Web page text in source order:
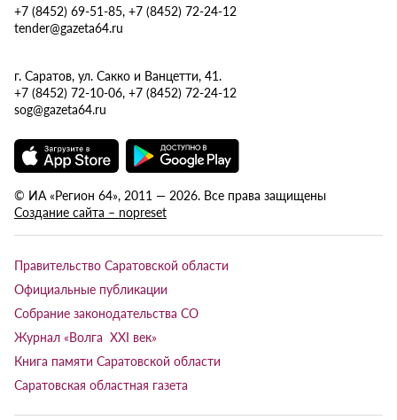
+7 (8452) 69-51-85, +7 (8452) 72-24-12
tender@gazeta64.ru
г. Саратов, ул. Сакко и Ванцетти, 41.
+7 (8452) 72-10-06, +7 (8452) 72-24-12
sog@gazeta64.ru
© ИА «Регион 64», 2011 — 2026. Все права защищены
Создание сайта – nopreset
Правительство Саратовской области
Официальные публикации
Собрание законодательства СО
Журнал «Волга XXI век»
Книга памяти Саратовской области
Саратовская областная газета